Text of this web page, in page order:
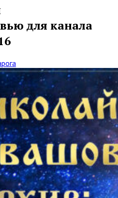
для канала